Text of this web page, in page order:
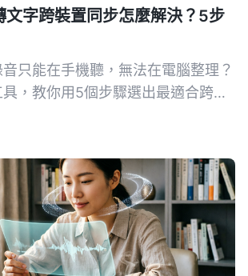
字跨裝置同步怎麼解決？5步
只能在手機聽，無法在電腦整理？
，教你用5個步驟選出最適合跨裝